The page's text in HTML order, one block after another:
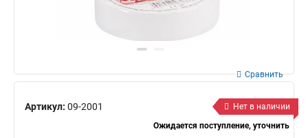
Артикул: 09-2001
Сравнить
Нет в наличии
Ожидается поступление, уточнить